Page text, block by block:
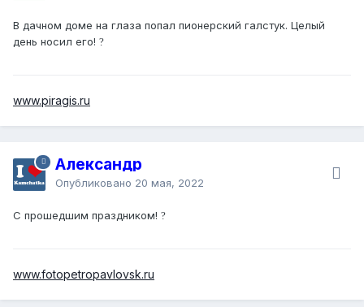
В дачном доме на глаза попал пионерский галстук. Целый
день носил его! ?
www.piragis.ru
Александр
Опубликовано 20 мая, 2022
С прошедшим праздником! ?
www.fotopetropavlovsk.ru